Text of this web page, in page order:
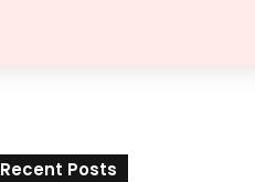
Recent Posts